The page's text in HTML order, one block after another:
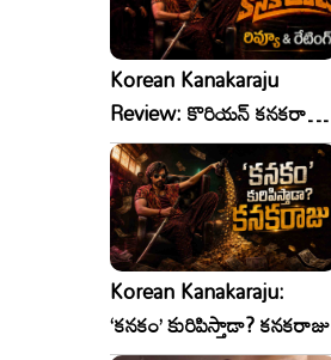
Korean Kanakaraju
Review: కొరియన్ కనకరాజు
రివ్యూ & రేటింగ్!
Korean Kanakaraju:
‘కనకం’ కురిపిస్తాడా? కనకరాజు